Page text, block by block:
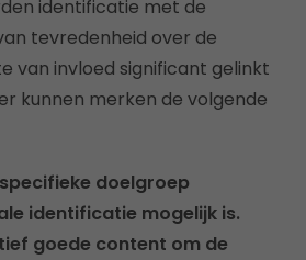
identificatie met de
tevredenheid over de
van invloed significant gelinkt
kunnen merken de volgende
doelgroep
identificatie mogelijk is.
goede content om de